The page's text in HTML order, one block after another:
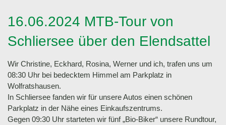
16.06.2024 MTB-Tour von
Schliersee über den Elendsattel
Wir Christine, Eckhard, Rosina, Werner und ich, trafen uns um
08:30 Uhr bei bedecktem Himmel am Parkplatz in
Wolfratshausen.
In Schliersee fanden wir für unsere Autos einen schönen
Parkplatz in der Nähe eines Einkaufszentrums.
Gegen 09:30 Uhr starteten wir fünf „Bio-Biker“ unsere Rundtour,